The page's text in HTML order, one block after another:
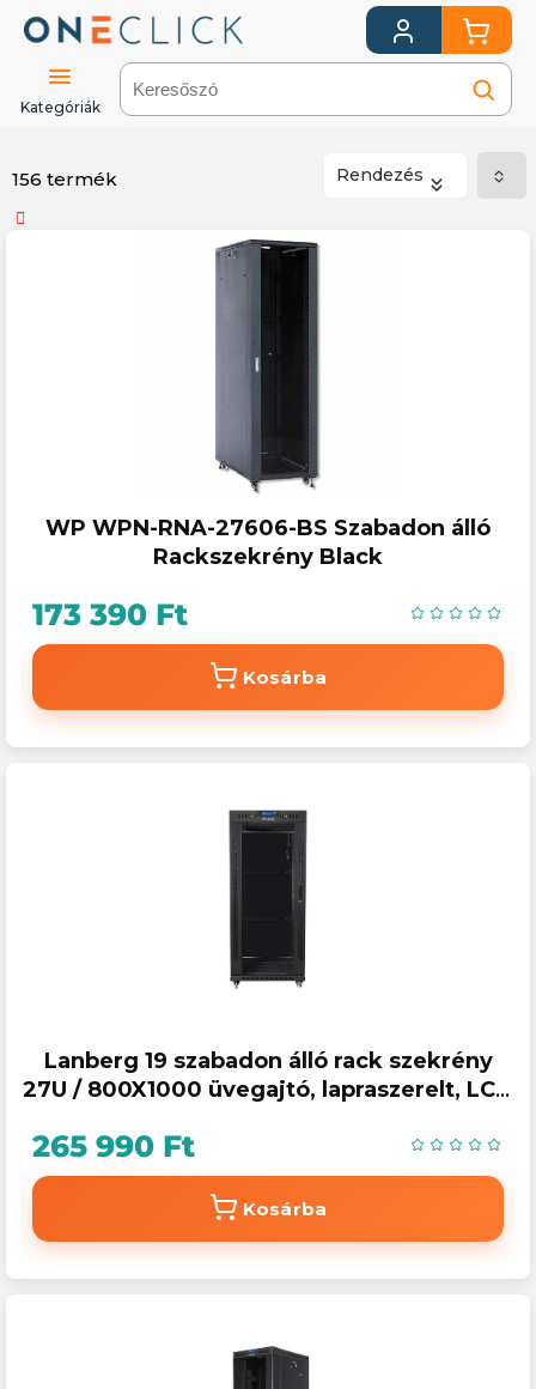
Kategóriák
156 termék Rendezés
WP WPN-RNA-27606-BS Szabadon álló
Rackszekrény Black
173 390 Ft
Kosárba
Lanberg 19 szabadon álló rack szekrény
27U / 800X1000 üvegajtó, lapraszerelt, LCD
265 990 Ft
Kosárba